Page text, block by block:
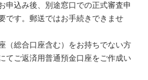
申込み後、別途窓口での正式審査申
です。郵送ではお手続きできませ
（総合口座含む）をお持ちでない方
てご返済用普通預金口座をご作成い